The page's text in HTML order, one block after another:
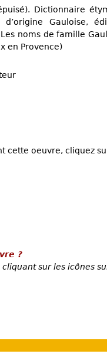
Dictionnaire
Gauloise,
noms de famille
en Provence)
cette oeuvre, cliquez
?
sur les icônes